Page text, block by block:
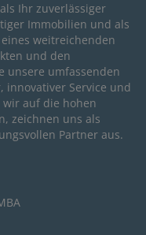
Ihr zuverlässiger
Immobilien und als
weitreichenden
und den
unsere umfassenden
innovativer Service und
auf die hohen
zeichnen uns als
Partner aus.